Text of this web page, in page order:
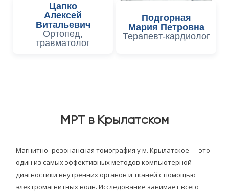
Цапко
Алексей
Витальевич
Ортопед,
травматолог
Подгорная
Мария Петровна
Терапевт-кардиолог
МРТ в Крылатском
Магнитно–резонансная томография у м. Крылатское — это
один из самых эффективных методов компьютерной
диагностики внутренних органов и тканей с помощью
электромагнитных волн. Исследование занимает всего